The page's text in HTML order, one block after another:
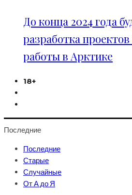
До конца 2024 года
разработка
работы в Арктике
18+
Последние
Последние
Старые
Случайные
От А до Я